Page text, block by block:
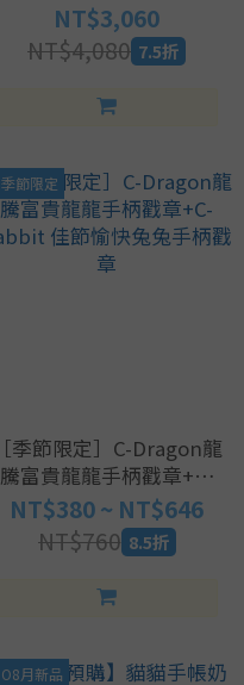
NT$3,060
NT$4,080 7.5折
季節限定
［季節限定］C-Dragon龍
騰富貴龍龍手柄戳章+C-
Rabbit 佳節愉快兔兔手柄
戳章
NT$380 ~ NT$646
NT$760 8.5折
O8月新品